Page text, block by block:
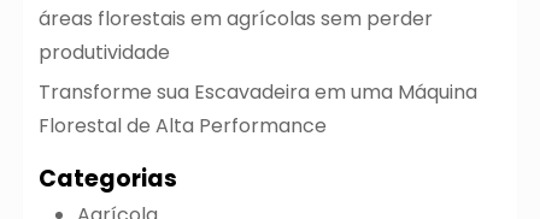
áreas florestais em agrícolas sem perder
produtividade
Transforme sua Escavadeira em uma Máquina
Florestal de Alta Performance
Categorias